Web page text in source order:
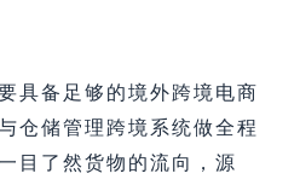
具备足够的境外跨境电商
仓储管理跨境系统做全程
目了然货物的流向，源